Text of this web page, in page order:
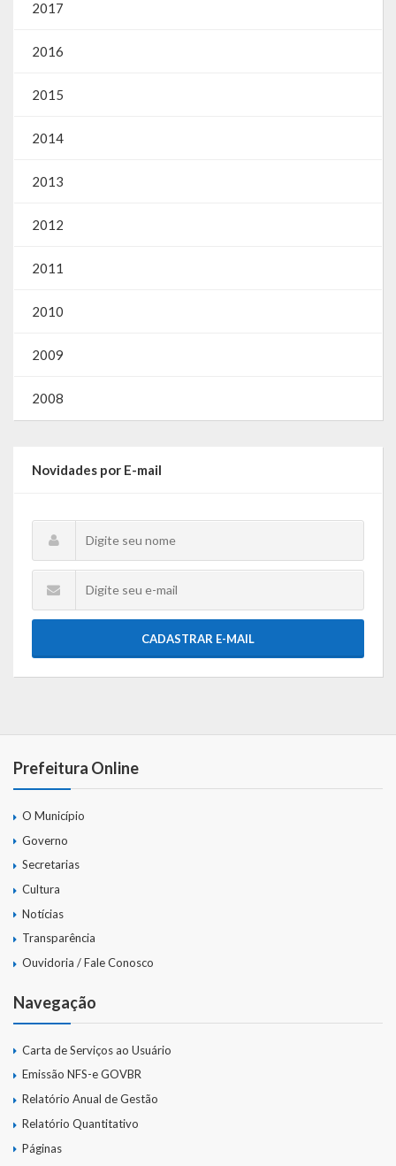
2017
2016
2015
2014
2013
2012
2011
2010
2009
2008
Novidades por E-mail
CADASTRAR E-MAIL
Prefeitura Online
O Município
Governo
Secretarias
Cultura
Notícias
Transparência
Ouvidoria / Fale Conosco
Navegação
Carta de Serviços ao Usuário
Emissão NFS-e GOVBR
Relatório Anual de Gestão
Relatório Quantitativo
Páginas